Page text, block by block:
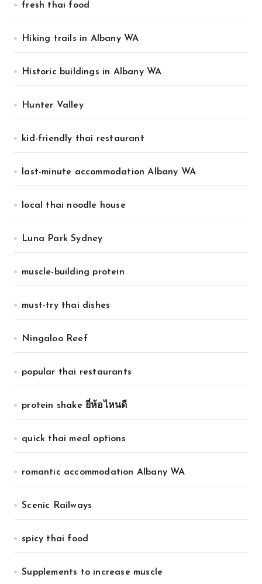
fresh thai food
Hiking trails in Albany WA
Historic buildings in Albany WA
Hunter Valley
kid-friendly thai restaurant
last-minute accommodation Albany WA
local thai noodle house
Luna Park Sydney
muscle-building protein
must-try thai dishes
Ningaloo Reef
popular thai restaurants
protein shake ยี่ห้อไหนดี
quick thai meal options
romantic accommodation Albany WA
Scenic Railways
spicy thai food
Supplements to increase muscle